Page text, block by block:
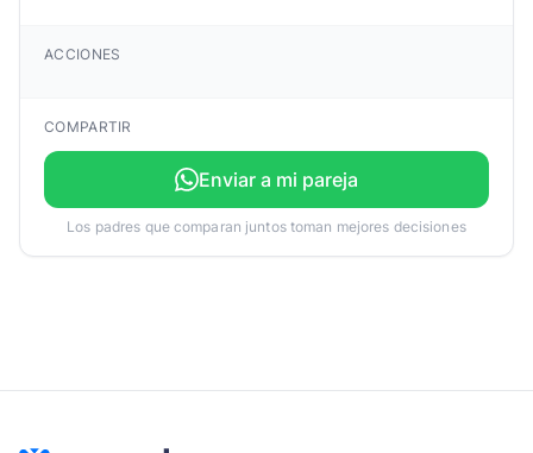
ACCIONES
COMPARTIR
Enviar a mi pareja
Los padres que comparan juntos toman mejores decisiones